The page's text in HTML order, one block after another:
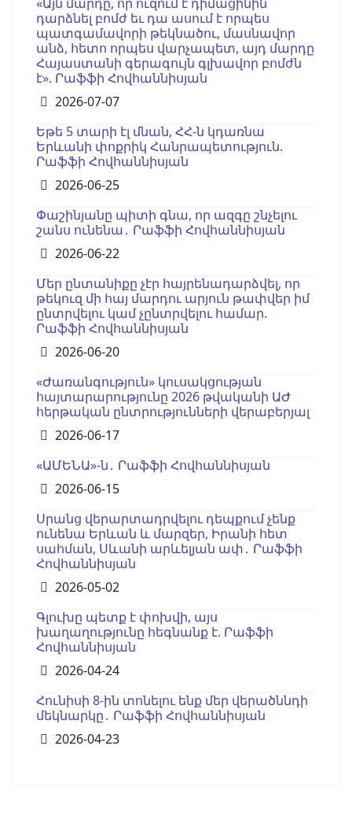
դարձնել բոմժ եւ դա ասում է որպես
պատգամավորի թեկնածու, մասնավոր
անձ, հետո որպես վարչապետ, այդ մարդը
Հայաստանի գերագույն գլխավոր բոմժն
է». Րաֆֆի Հովհաննիսյան
Details
2026-07-07
Եթե 5 տարի էլ մնան, ՀՀ-ն կդառնա
Երևանի փոքրիկ Հանրապետություն.
Րաֆֆի Հովհաննիսյան
Details
2026-06-25
Փաշինյանը պիտի գնա, որ ազգը շնչելու
շանս ունենա․ Րաֆֆի Հովհաննիսյան
Details
2026-06-22
Մեր ընտանիքը չէր հայրենադարձվել, որ
թեկուզ մի հայ մարդու արյուն թափվեր իմ
ընտրվելու կամ չընտրվելու համար.
Րաֆֆի Հովհաննիսյան
Details
2026-06-20
«Ժառանգություն» կուսակցության
հայտարարությունը 2026 թվականի ԱԺ
հերթական ընտրությունների վերաբերյալ
Details
2026-06-17
«ԱՄԵՆԱ»-ն․ Րաֆֆի Հովհաննիսյան
Details
2026-06-15
Սրանց վերարտադրվելու դեպքում չենք
ունենա Երևան և մարզեր, Իրանի հետ
սահման, Սևանի արևելյան ափ․ Րաֆֆի
Հովհաննիսյան
Details
2026-05-02
Գլուխը պետք է փոխվի, այս
խաղաղությունը հեգնանք է. Րաֆֆի
Հովհաննիսյան
Details
2026-04-24
Հունիսի 8-ին տոնելու ենք մեր վերածննդի
մեկնարկը․ Րաֆֆի Հովհաննիսյան
Details
2026-04-23